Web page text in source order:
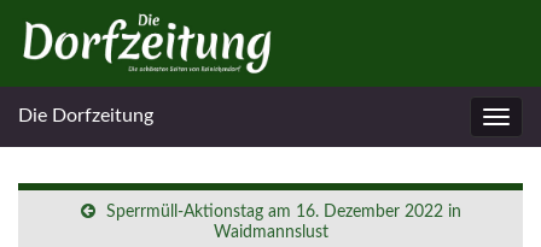
Die Dorfzeitung
Sperrmüll-Aktionstag am 16. Dezember 2022 in
Waidmannslust